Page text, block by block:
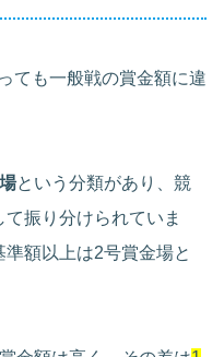
ても一般戦の賞金額に違
という分類があり、競
振り分けられていま
額以上は2号賞金場と